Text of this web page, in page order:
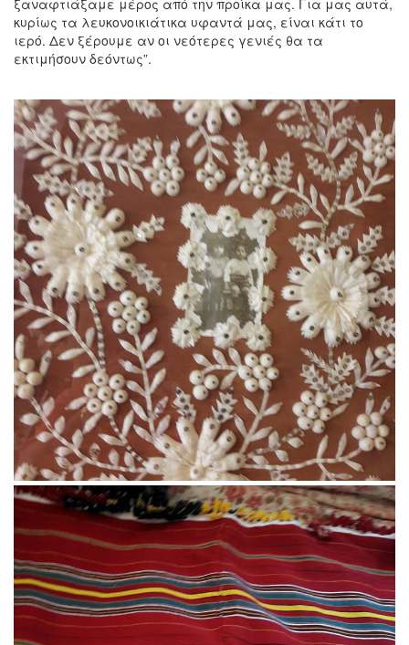
ξαναφτιάξαμε μέρος από την προίκα μας. Για μας αυτά,
κυρίως τα λευκονοικιάτικα υφαντά μας, είναι κάτι το
ιερό. Δεν ξέρουμε αν οι νεότερες γενιές θα τα
εκτιμήσουν δεόντως”.